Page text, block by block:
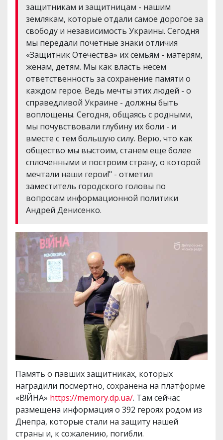
защитникам и защитницам - нашим
землякам, которые отдали самое дорогое за
свободу и независимость Украины. Сегодня
мы передали почетные знаки отличия
«Защитник Отечества» их семьям - матерям,
женам, детям. Мы как власть несем
ответственность за сохранение памяти о
каждом герое. Ведь мечты этих людей - о
справедливой Украине - должны быть
воплощены. Сегодня, общаясь с родными,
мы почувствовали глубину их боли - и
вместе с тем большую силу. Верю, что как
общество мы выстоим, станем еще более
сплоченными и построим страну, о которой
мечтали наши герои!" - отметил
заместитель городского головы по
вопросам информационной политики
Андрей Денисенко.
Память о павших защитниках, которых
наградили посмертно, сохранена на платформе
«В!ЙНА» https://memory.dp.ua/. Там сейчас
размещена информация о 392 героях родом из
Днепра, которые стали на защиту нашей
страны и, к сожалению, погибли.